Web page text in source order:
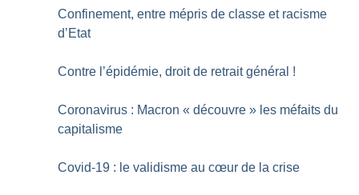
Confinement, entre mépris de classe et racisme
d’Etat
Contre l’épidémie, droit de retrait général !
Coronavirus : Macron « découvre » les méfaits du
capitalisme
Covid-19 : le validisme au cœur de la crise